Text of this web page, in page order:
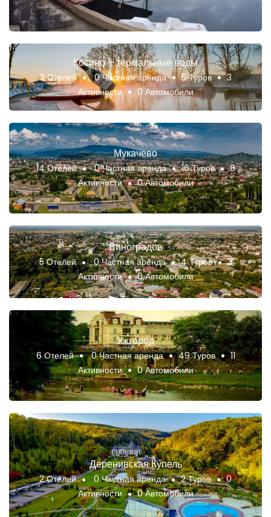
Косино – термальные воды
2 Отелей 0 Частная аренда 5 Туров
3
Активности
0 Автомобили
Мукачево
14 Отелей 0 Частная аренда 16 Туров
8
Активности
0 Автомобили
Виноградов
5 Отелей 0 Частная аренда 4 Туров
3
Активности
0 Автомобили
Ужгород
6 Отелей 0 Частная аренда 49 Туров
11
Активности
0 Автомобили
Деренивская Купель
2 Отелей 0 Частная аренда 2 Туров
0
Активности
0 Автомобили